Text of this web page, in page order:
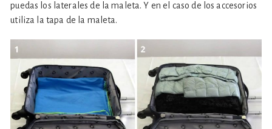
puedas los laterales de la maleta. Y en el caso de los accesorios
utiliza la tapa de la maleta.